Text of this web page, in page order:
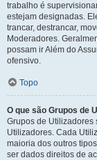
trabalho é
estejam designadas.
trancar, destrancar,
Moderadores.
possam ir Além do
ofensivo.
Topo
O que são Grupos de
Grupos de Utilizadores
Utilizadores. Cada
maioria dos outros
ser dados direitos de